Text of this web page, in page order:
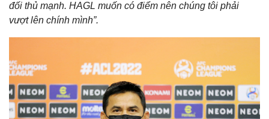
đối thủ mạnh. HAGL muốn có điểm nên chúng tôi phải
vượt lên chính mình”.